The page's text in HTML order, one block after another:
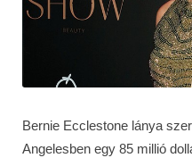
Bernie Ecclestone lánya
Angelesben egy 85 millió